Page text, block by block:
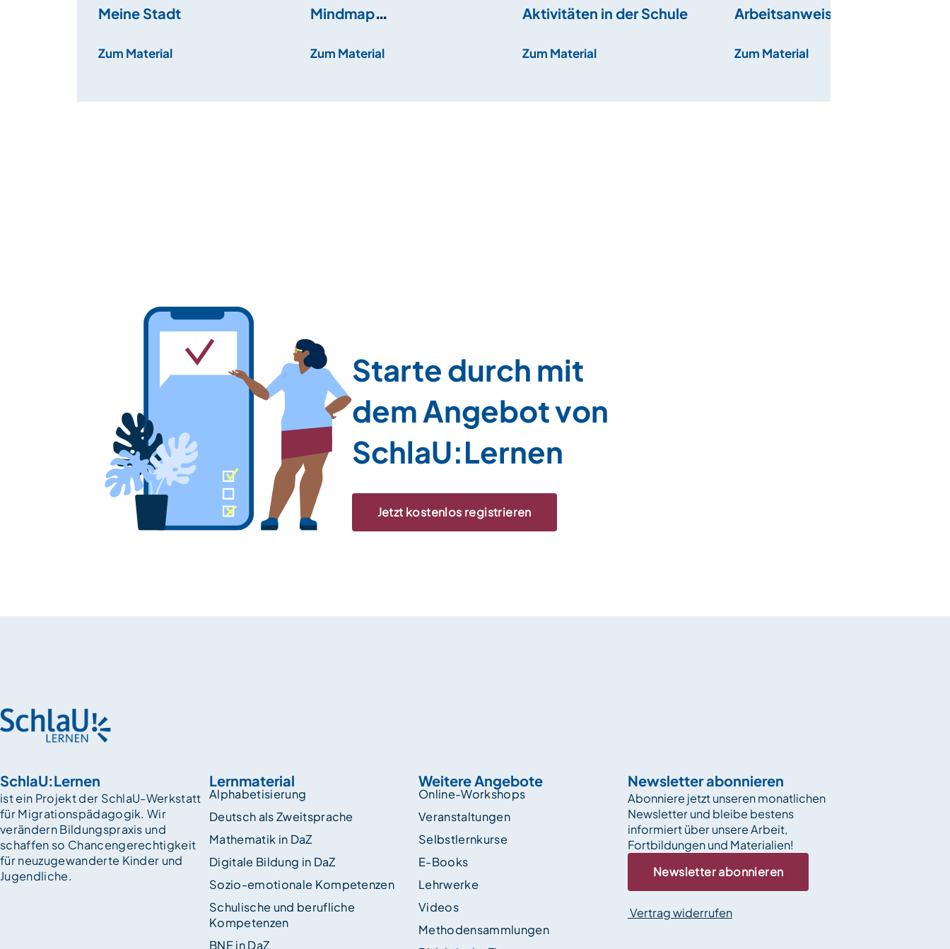
Meine Stadt
Zum Material
Mindmap
Zum Material
Aktivitäten in der Schule
Zum Material
Arbeitsanweisungen
Zum Material
Starte durch mit
dem Angebot von
SchlaU:Lernen
Jetzt kostenlos registrieren
SchlaU:Lernen
ist ein Projekt der SchlaU-Werkstatt
für Migrationspädagogik. Wir
verändern Bildungspraxis und
schaffen so Chancen­gerechtigkeit
für neuzugewanderte Kinder und
Jugendliche.
Lernmaterial
Alphabetisierung
Deutsch als Zweitsprache
Mathematik in DaZ
Digitale Bildung in DaZ
Sozio-emotionale Kompetenzen
Schulische und berufliche
Kompetenzen
BNE in DaZ
Weitere Angebote
Online-Workshops
Veranstaltungen
Selbstlernkurse
E-Books
Lehrwerke
Videos
Methodensammlungen
Newsletter abonnieren
Abonniere jetzt unseren monatlichen
Newsletter und bleibe bestens
informiert über unsere Arbeit,
Fortbildungen und Materialien!
Newsletter abonnieren
Vertrag widerrufen